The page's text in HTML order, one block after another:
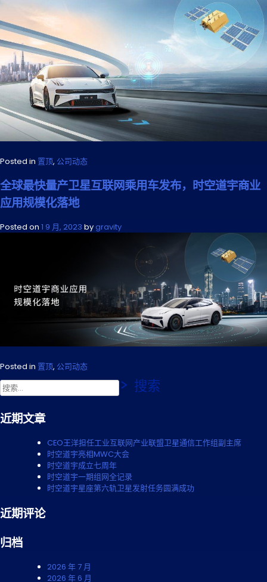
Posted in 置顶, 公司动态
全球最快量产卫星互联网乘用车发布，时空道宇商业
应用规模化落地
Posted on 1 9 月, 2023 bygravity
Posted in 置顶, 公司动态
搜
索：
近期文章
CEO王洋担任工业互联网产业联盟卫星通信工作组副主席
时空道宇亮相MWC大会
时空道宇成立七周年
时空道宇一期组网全记录
时空道宇星座第六轨卫星发射任务圆满成功
近期评论
归档
2026 年 7 月
2026 年 6 月